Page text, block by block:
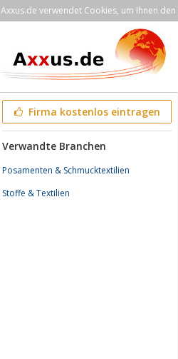
Axxus.de verwendet Cookies, um Ihnen
Firma kostenlos eintragen
Verwandte Branchen
Posamenten & Schmucktextilien
Stoffe & Textilien